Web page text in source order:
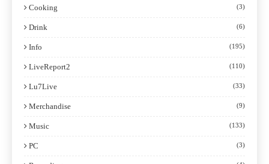
Cooking (3)
Drink (6)
Info (195)
LiveReport2 (110)
Lu7Live (33)
Merchandise (9)
Music (133)
PC (3)